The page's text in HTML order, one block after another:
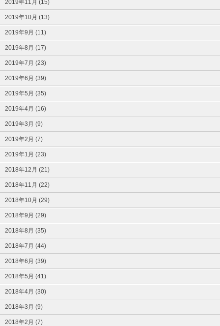
2019年11月 (15)
2019年10月 (13)
2019年9月 (11)
2019年8月 (17)
2019年7月 (23)
2019年6月 (39)
2019年5月 (35)
2019年4月 (16)
2019年3月 (9)
2019年2月 (7)
2019年1月 (23)
2018年12月 (21)
2018年11月 (22)
2018年10月 (29)
2018年9月 (29)
2018年8月 (35)
2018年7月 (44)
2018年6月 (39)
2018年5月 (41)
2018年4月 (30)
2018年3月 (9)
2018年2月 (7)